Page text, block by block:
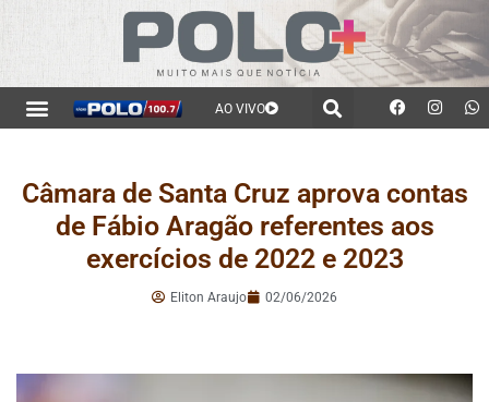
AO VIVO
Câmara de Santa Cruz aprova contas
de Fábio Aragão referentes aos
exercícios de 2022 e 2023
Eliton Araujo 02/06/2026